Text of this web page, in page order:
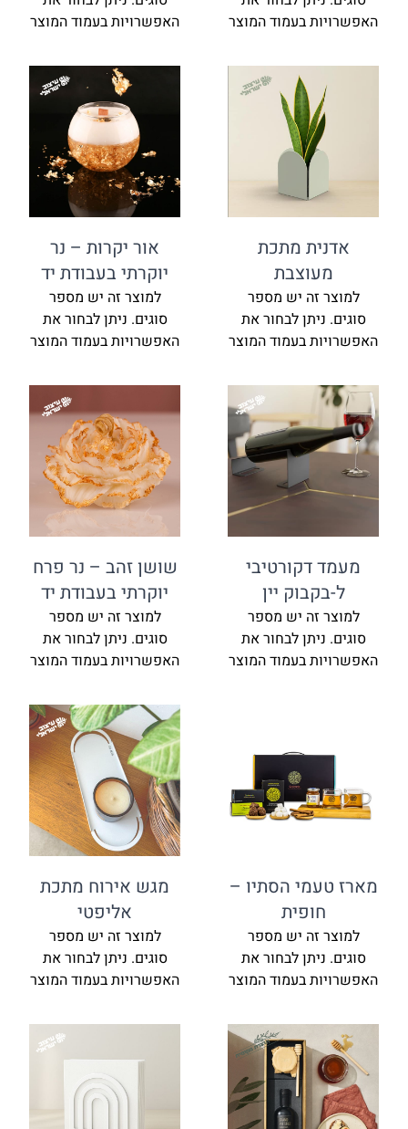
האפשרויות בעמוד המוצר
האפשרויות בעמוד המוצר
אדנית מתכת
מעוצבת
למוצר זה יש מספר
סוגים. ניתן לבחור את
האפשרויות בעמוד המוצר
אור יקרות – נר
יוקרתי בעבודת יד
למוצר זה יש מספר
סוגים. ניתן לבחור את
האפשרויות בעמוד המוצר
מעמד דקורטיבי
ל-בקבוק יין
למוצר זה יש מספר
סוגים. ניתן לבחור את
האפשרויות בעמוד המוצר
שושן זהב – נר פרח
יוקרתי בעבודת יד
למוצר זה יש מספר
סוגים. ניתן לבחור את
האפשרויות בעמוד המוצר
מארז טעמי הסתיו –
חופית
למוצר זה יש מספר
סוגים. ניתן לבחור את
האפשרויות בעמוד המוצר
מגש אירוח מתכת
אליפטי
למוצר זה יש מספר
סוגים. ניתן לבחור את
האפשרויות בעמוד המוצר